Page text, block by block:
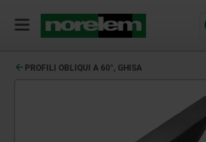
PROFILI OBLIQUI A 60°, GHISA